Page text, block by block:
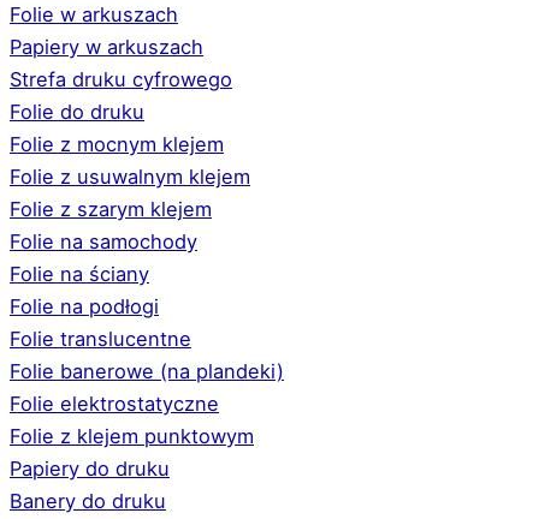
Folie w arkuszach
Papiery w arkuszach
Strefa druku cyfrowego
Folie do druku
Folie z mocnym klejem
Folie z usuwalnym klejem
Folie z szarym klejem
Folie na samochody
Folie na ściany
Folie na podłogi
Folie translucentne
Folie banerowe (na plandeki)
Folie elektrostatyczne
Folie z klejem punktowym
Papiery do druku
Banery do druku